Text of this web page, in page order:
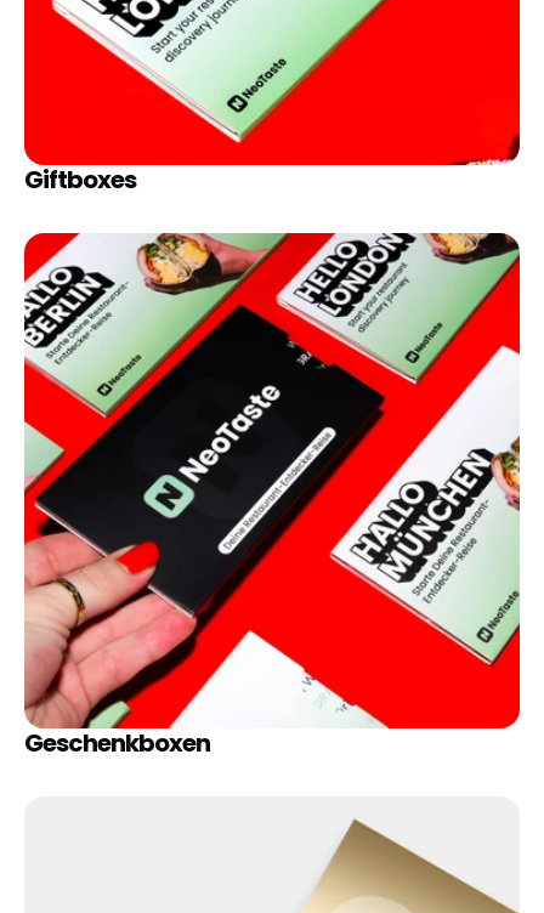
Giftboxes
Geschenkboxen